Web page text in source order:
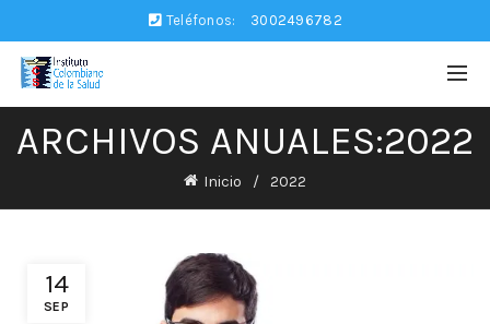
Teléfonos: 3002496782
ARCHIVOS ANUALES:2022
Inicio 2022
14
SEP